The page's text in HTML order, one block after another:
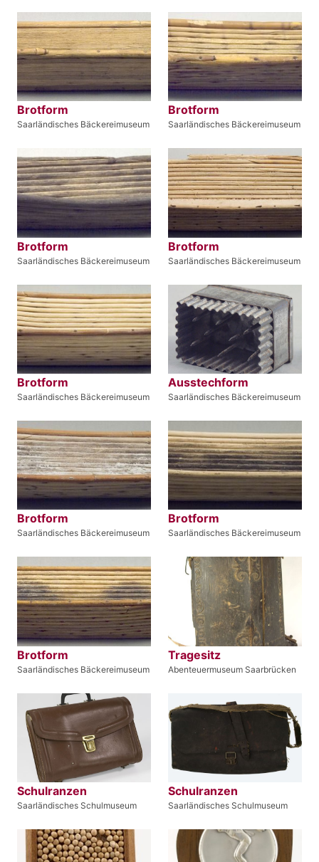
Brotform
Saarländisches Bäckereimuseum
Brotform
Saarländisches Bäckereimuseum
Brotform
Saarländisches Bäckereimuseum
Brotform
Saarländisches Bäckereimuseum
Brotform
Saarländisches Bäckereimuseum
Ausstechform
Saarländisches Bäckereimuseum
Brotform
Saarländisches Bäckereimuseum
Brotform
Saarländisches Bäckereimuseum
Brotform
Saarländisches Bäckereimuseum
Tragesitz
Abenteuermuseum Saarbrücken
Schulranzen
Saarländisches Schulmuseum
Schulranzen
Saarländisches Schulmuseum